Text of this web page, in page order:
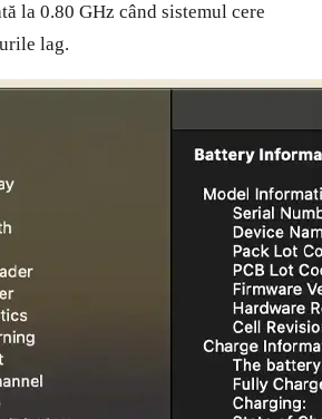
la 0.80 GHz când sistemul cere
lag.